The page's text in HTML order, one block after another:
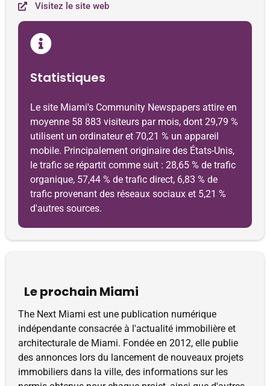
Visitez le site web
Statistiques
Le site Miami's Community Newspapers attire en
moyenne 58 883 visiteurs par mois, dont 29,79 %
utilisent un ordinateur et 70,21 % un appareil
mobile. Principalement originaire des États-Unis,
le trafic se répartit comme suit : 28,65 % de trafic
organique, 57,44 % de trafic direct, 6,83 % de
trafic provenant des réseaux sociaux et 5,21 %
d'autres sources.
Le prochain Miami
The Next Miami est une publication numérique
indépendante consacrée à l'actualité immobilière et
architecturale de Miami. Fondée en 2012, elle publie
des annonces lors du lancement de nouveaux projets
immobiliers dans la ville, des informations sur les